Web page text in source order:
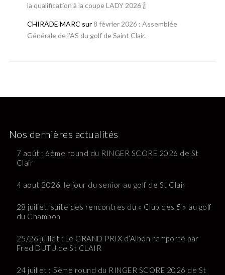
la qualification à la coupe LADY 2026 🍾
CHIRADE MARC sur 8 février 2026 : Assemblée
Générale de l’AS du golf de Saint Clair.
Nos dernières actualités
7 août : 6ème round du RINGER SCORE 2026 de St
Clair
4 aout 2026, le jour du senior au golf de St Clair
28 juillet, suite des rencontres du « Club des 5 » au golf
du Chambon
25/26 juillet : Le GRAND PRIX d’Albon remporté par
Fred DUTU de St CLAIR
24 juillet : 5ème round du RINGER SCORE 2026 de St